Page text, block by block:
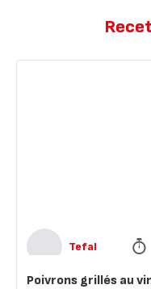
Tefal
Poivrons grillés au